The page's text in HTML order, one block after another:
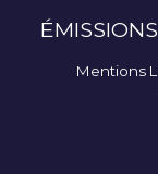
ÉMISSIONS
Mentions